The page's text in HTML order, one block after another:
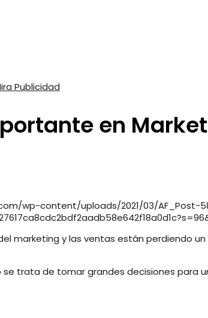
en
wp-content/uploads/2021/03/AF_Post-
marketing y las ventas están perdiendo
trata de tomar grandes decisiones para